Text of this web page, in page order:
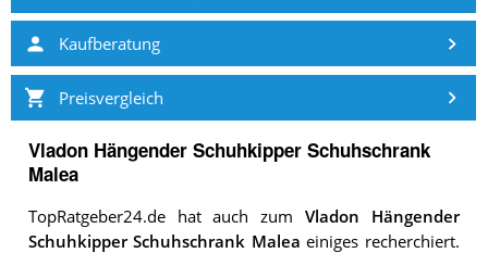
Kaufberatung
Preisvergleich
Vladon Hängender Schuhkipper Schuhschrank
Malea
TopRatgeber24.de hat auch zumVladon Hängender
Schuhkipper Schuhschrank Malea einiges recherchiert.